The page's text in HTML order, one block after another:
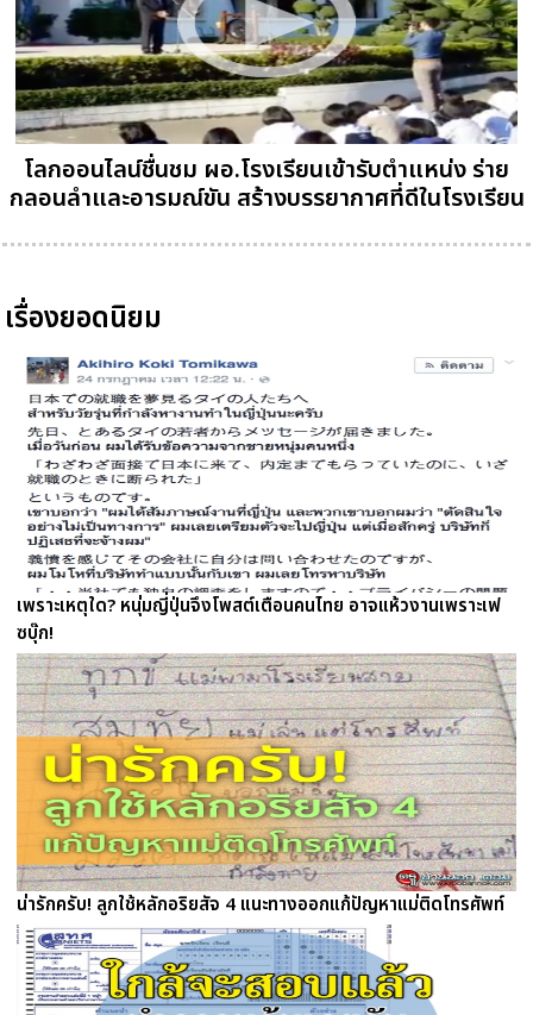
โลกออนไลน์ชื่นชม ผอ.โรงเรียนเข้ารับตำแหน่ง ร่าย
กลอนลำและอารมณ์ขัน สร้างบรรยากาศที่ดีในโรงเรียน
เรื่องยอดนิยม
เพราะเหตุใด? หนุ่มญี่ปุ่นจึงโพสต์เตือนคนไทย อาจแห้วงานเพราะเฟ
ซบุ๊ก!
น่ารักครับ! ลูกใช้หลักอริยสัจ 4 แนะทางออกแก้ปัญหาแม่ติดโทรศัพท์